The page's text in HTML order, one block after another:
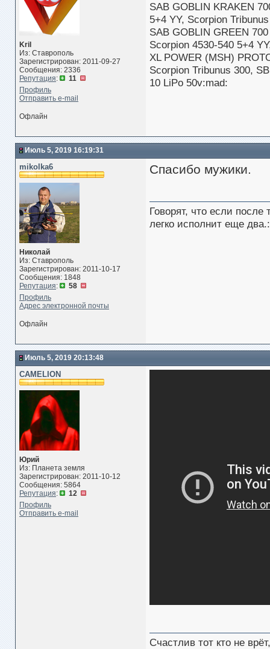
Kril
Из: Ставрополь
Зарегистрирован: 2011-09-27
Сообщения: 2336
Репутация:
11
Профиль
Отправить e-mail
SAB GOBLIN KRAKEN
5+4 YY, Scorpion
SAB GOBLIN GREEN
Scorpion 4530-540 5+4
XL POWER (MSH)
Scorpion Tribunus 300,
10 LiPo 50v:mad:
Офлайн
Июль 5, 2019 16:19:31
mikolka6
Николай
Из: Ставрополь
Зарегистрирован: 2011-10-17
Сообщения: 1848
Репутация:
58
Профиль
Адрес электронной почты
Спасибо мужики.
Говорят, что если
легко исполнит еще
Офлайн
Июль 5, 2019 20:13:48
CAMELION
Юрий
Из: Планета земля
Зарегистрирован: 2011-10-12
Сообщения: 5864
Репутация:
12
Профиль
Отправить e-mail
Счастлив тот кто не